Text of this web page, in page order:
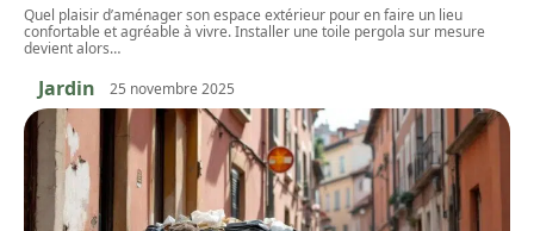
Quel plaisir d’aménager son espace extérieur pour en faire un lieu
confortable et agréable à vivre. Installer une toile pergola sur mesure
devient alors…
Jardin 25 novembre 2025